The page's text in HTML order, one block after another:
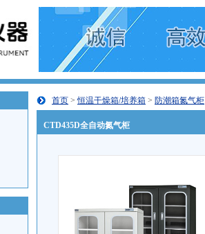
首页 >恒温干燥箱/培养箱 > 防潮箱氮气柜
CTD435D全自动氮气柜